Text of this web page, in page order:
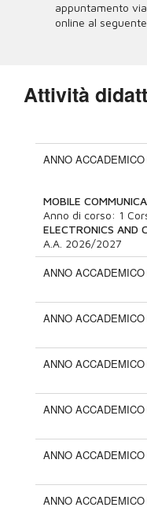
appuntamento
online al
Attività
ANNO
MOBILE
Anno di corso: 1
ELECTRONICS AND
A.A. 2026/2027
ANNO
ANNO
ANNO
ANNO
ANNO
ANNO